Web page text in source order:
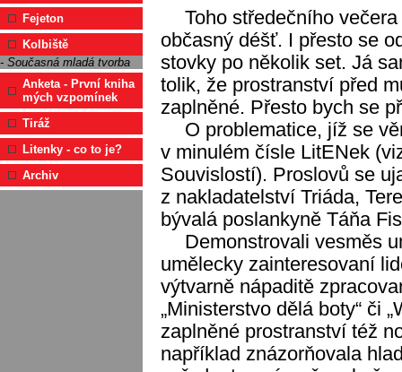
Fejeton
Kolbiště
- Současná mladá tvorba
Anketa - První kniha
mých vzpomínek
Tiráž
Litenky - co to je?
Archiv
Toho středečního
občasný déšť. I přesto se
stovky po několik set. Já
tolik, že prostranství před
zaplněné. Přesto bych se
O problematice, jíž se
v minulém čísle LitENek
Souvislostí). Proslovů se
z nakladatelství Triáda,
bývalá poslankyně Táňa
Demonstrovali vesměs
umělecky zainteresovaní
výtvarně nápaditě
„Ministerstvo dělá boty“ či
zaplněné prostranství též
například znázorňovala